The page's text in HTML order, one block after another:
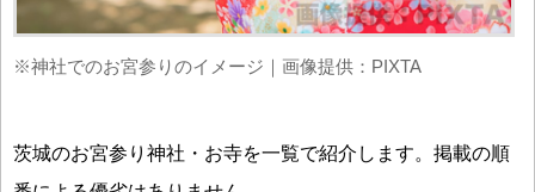
※神社でのお宮参りのイメージ｜画像提供：PIXTA
茨城のお宮参り神社・お寺を一覧で紹介します。掲載の順